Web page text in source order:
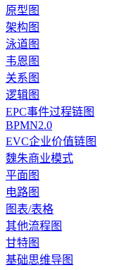
原型图
架构图
泳道图
韦恩图
关系图
逻辑图
EPC事件过程链图
BPMN2.0
EVC企业价值链图
魏朱商业模式
平面图
电路图
图表/表格
其他流程图
甘特图
基础思维导图